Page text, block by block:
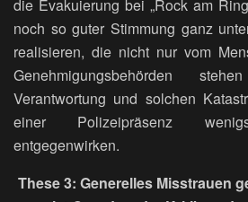
die Evakuierung bei „Rock am
noch so guter Stimmung ganz
realisieren, die nicht nur vom
Genehmigungsbehörden
Verantwortung und solchen
einer Polizeipräsenz
entgegenwirken.
These 3: Generelles Misstrauen